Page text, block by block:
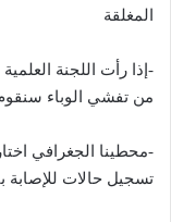
المغلقة
-إذا رأت اللجنة
من تفشي الوباء
-محطينا الجغرافي
تسجيل حالات للإصابة